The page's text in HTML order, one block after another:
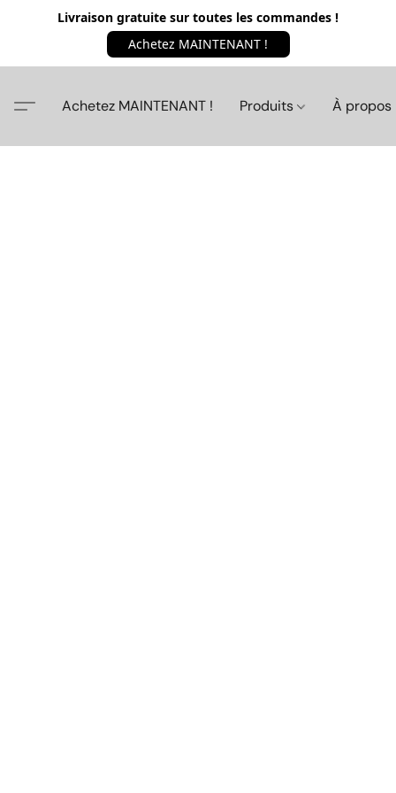
Livraison gratuite sur toutes les commandes !
Achetez MAINTENANT !
Achetez MAINTENANT ! Produits À propos